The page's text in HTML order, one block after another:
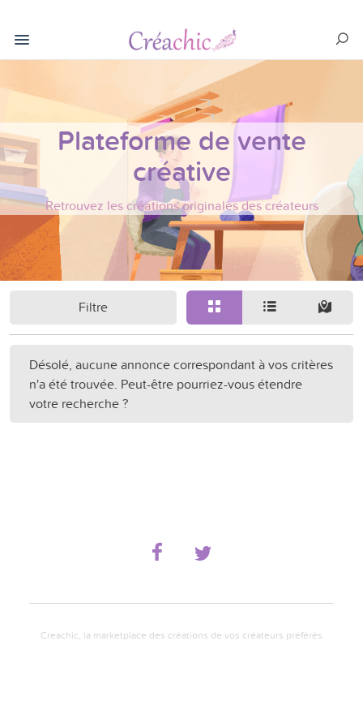
Plateforme de vente
créative
Retrouvez les créations originales des créateurs
Filtre
Désolé, aucune annonce correspondant à vos critères
n'a été trouvée. Peut-être pourriez-vous étendre
votre recherche ?
Creachic, la marketplace des créations de vos créateurs préférés